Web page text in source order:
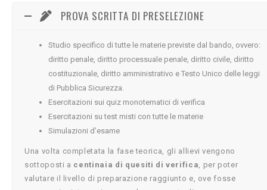
PROVA SCRITTA DI PRESELEZIONE
Studio specifico di tutte le materie previste dal bando, ovvero:
diritto penale, diritto processuale penale, diritto civile, diritto
costituzionale, diritto amministrativo e Testo Unico delle leggi
di Pubblica Sicurezza.
Esercitazioni sui quiz monotematici di verifica
Esercitazioni su test misti con tutte le materie
Simulazioni d’esame
Una volta completata la fase teorica, gli allievi vengono
sottoposti a centinaia di quesiti di verifica, per poter
valutare il livello di preparazione raggiunto e, ove fosse